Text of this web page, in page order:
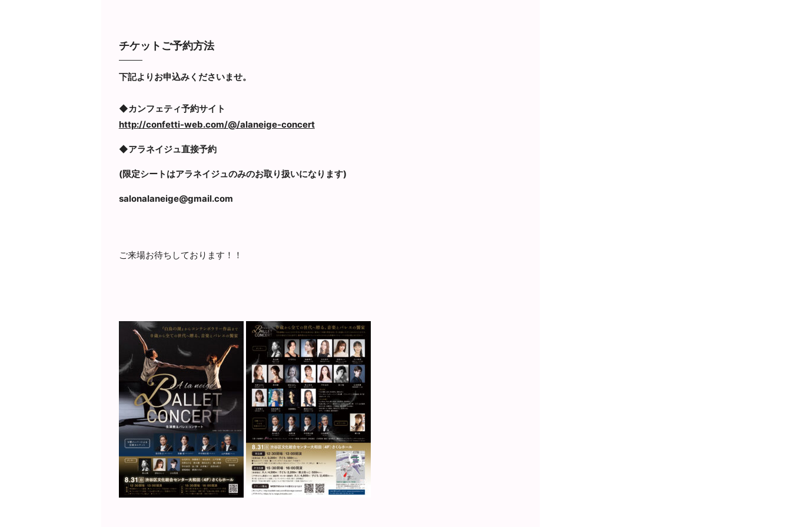
チケットご予約方法
下記よりお申込みくださいませ。
◆カンフェティ予約サイト
http://confetti-web.com/@/alaneige-concert
◆アラネイジュ直接予約
(限定シートはアラネイジュのみのお取り扱いになります)
salonalaneige@gmail.com
ご来場お待ちしております！！